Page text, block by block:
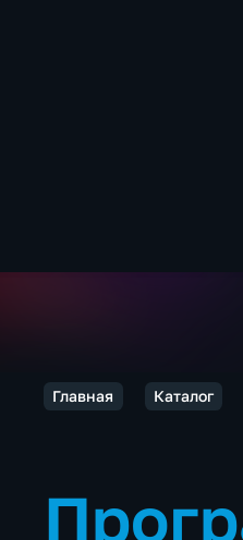
Главная Каталог